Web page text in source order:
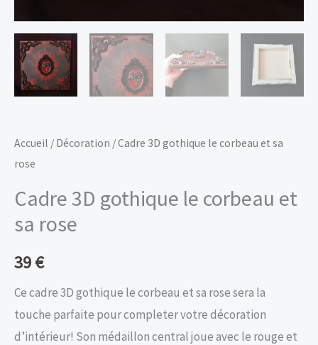
Accueil / Décoration / Cadre 3D gothique le corbeau et sa
rose
Cadre 3D gothique le corbeau et
sa rose
39€
Ce cadre 3D gothique le corbeau et sa rose sera la
touche parfaite pour completer votre décoration
d’intérieur! Son médaillon central joue avec le rouge et